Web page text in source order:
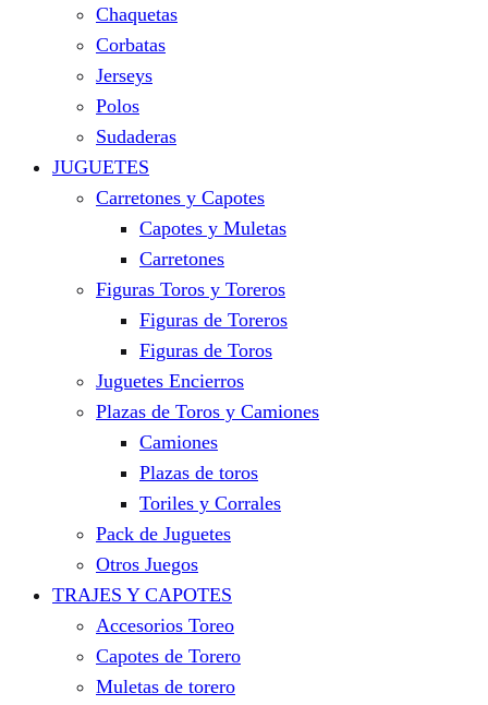
Chaquetas
Corbatas
Jerseys
Polos
Sudaderas
JUGUETES
Carretones y Capotes
Capotes y Muletas
Carretones
Figuras Toros y Toreros
Figuras de Toreros
Figuras de Toros
Juguetes Encierros
Plazas de Toros y Camiones
Camiones
Plazas de toros
Toriles y Corrales
Pack de Juguetes
Otros Juegos
TRAJES Y CAPOTES
Accesorios Toreo
Capotes de Torero
Muletas de torero